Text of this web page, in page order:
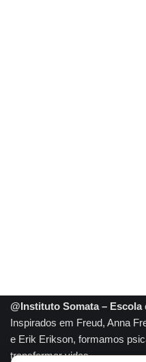
@Instituto Somata –
Inspirados em Freud, Anna
e Erik Erikson, formamos
transformar vidas.